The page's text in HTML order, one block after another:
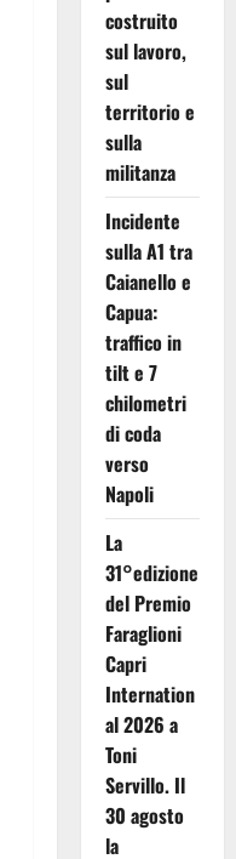
costruito
sul lavoro,
sul
territorio e
sulla
militanza
Incidente
sulla A1 tra
Caianello e
Capua:
traffico in
tilt e 7
chilometri
di coda
verso
Napoli
La
31°edizione
del Premio
Faraglioni
Capri
Internation
al 2026 a
Toni
Servillo. Il
30 agosto
la